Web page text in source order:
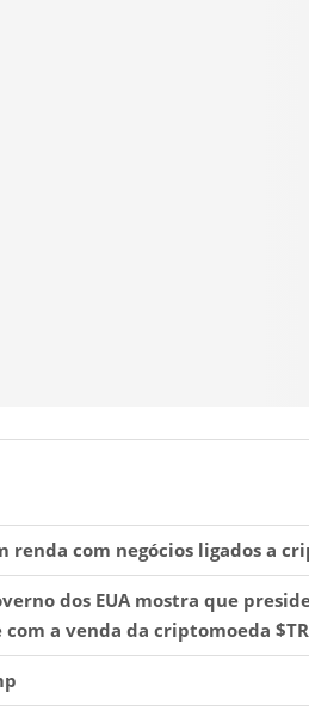
renda com negócios ligados a
dos EUA mostra que
a venda da criptomoeda